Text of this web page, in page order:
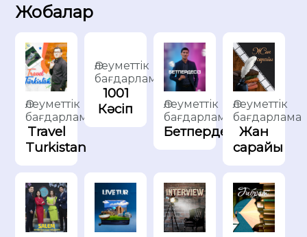
Жобалар
Әлеуметтік
бағдарлама
Travel
Turkistan
Әлеуметтік
бағдарлама
1001
Кәсіп
Әлеуметтік
бағдарлама
Бетпердесіз
Әлеуметтік
бағдарлама
Жан
сарайы